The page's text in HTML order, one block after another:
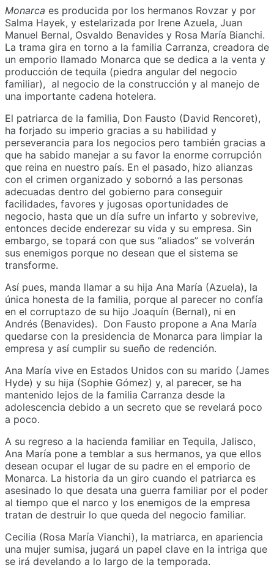
Monarca es producida por los hermanos Rovzar y por
Salma Hayek, y estelarizada por Irene Azuela, Juan
Manuel Bernal, Osvaldo Benavides y Rosa María Bianchi.
La trama gira en torno a la familia Carranza, creadora de
un emporio llamado Monarca que se dedica a la venta y
producción de tequila (piedra angular del negocio
familiar), al negocio de la construcción y al manejo de
una importante cadena hotelera.
El patriarca de la familia, Don Fausto (David Rencoret),
ha forjado su imperio gracias a su habilidad y
perseverancia para los negocios pero también gracias a
que ha sabido manejar a su favor la enorme corrupción
que reina en nuestro país. En el pasado, hizo alianzas
con el crimen organizado y sobornó a las personas
adecuadas dentro del gobierno para conseguir
facilidades, favores y jugosas oportunidades de
negocio, hasta que un día sufre un infarto y sobrevive,
entonces decide enderezar su vida y su empresa. Sin
embargo, se topará con que sus “aliados” se volverán
sus enemigos porque no desean que el sistema se
transforme.
Así pues, manda llamar a su hija Ana María (Azuela), la
única honesta de la familia, porque al parecer no confía
en el corruptazo de su hijo Joaquín (Bernal), ni en
Andrés (Benavides). Don Fausto propone a Ana María
quedarse con la presidencia de Monarca para limpiar la
empresa y así cumplir su sueño de redención.
Ana María vive en Estados Unidos con su marido (James
Hyde) y su hija (Sophie Gómez) y, al parecer, se ha
mantenido lejos de la familia Carranza desde la
adolescencia debido a un secreto que se revelará poco
a poco.
A su regreso a la hacienda familiar en Tequila, Jalisco,
Ana María pone a temblar a sus hermanos, ya que ellos
desean ocupar el lugar de su padre en el emporio de
Monarca. La historia da un giro cuando el patriarca es
asesinado lo que desata una guerra familiar por el poder
al tiempo que el narco y los enemigos de la empresa
tratan de destruir lo que queda del negocio familiar.
Cecilia (Rosa María Vianchi), la matriarca, en apariencia
una mujer sumisa, jugará un papel clave en la intriga que
se irá develando a lo largo de la temporada.